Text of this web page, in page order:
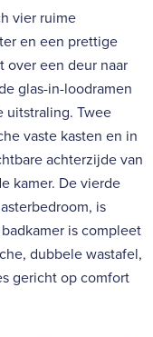
vier ruime
en een prettige
over een deur naar
glas-in-loodramen
uitstraling. Twee
vaste kasten en in
achterzijde van
kamer. De vierde
is
is compleet
dubbele wastafel,
gericht op comfort